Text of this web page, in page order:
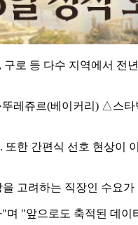
로 등 다수 지역에서 전
레쥬르(베이커리) △스타
한 간편식 선호 현상이
고려하는 직장인 수요
"앞으로도 축적된 데이